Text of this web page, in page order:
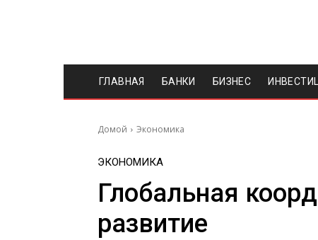
ГЛАВНАЯ БАНКИ БИЗНЕС
Домой Экономика
ЭКОНОМИКА
Глобальная
развитие